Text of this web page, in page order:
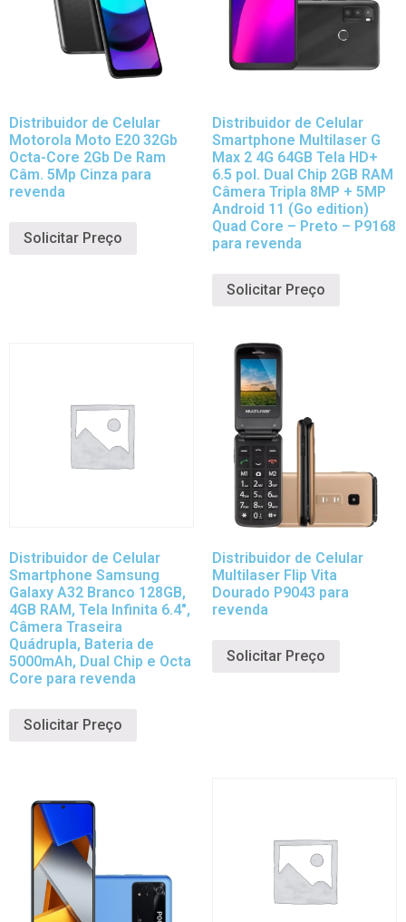
Distribuidor de Celular
Motorola Moto E20 32Gb
Octa-Core 2Gb De Ram
Câm. 5Mp Cinza para
revenda
Solicitar Preço
Distribuidor de Celular
Smartphone Multilaser G
Max 2 4G 64GB Tela HD+
6.5 pol. Dual Chip 2GB RAM
Câmera Tripla 8MP + 5MP
Android 11 (Go edition)
Quad Core – Preto – P9168
para revenda
Solicitar Preço
Distribuidor de Celular
Smartphone Samsung
Galaxy A32 Branco 128GB,
4GB RAM, Tela Infinita 6.4″,
Câmera Traseira
Quádrupla, Bateria de
5000mAh, Dual Chip e Octa
Core para revenda
Solicitar Preço
Distribuidor de Celular
Multilaser Flip Vita
Dourado P9043 para
revenda
Solicitar Preço